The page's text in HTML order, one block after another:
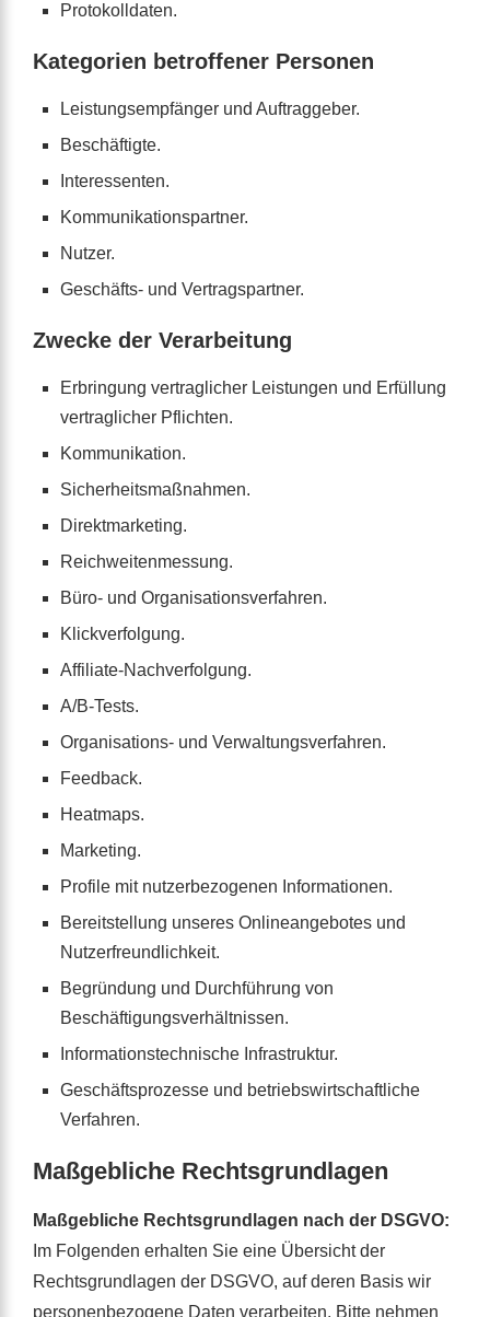
Protokolldaten.
Kategorien betroffener Personen
Leistungsempfänger und Auftraggeber.
Beschäftigte.
Interessenten.
Kommunikationspartner.
Nutzer.
Geschäfts- und Vertragspartner.
Zwecke der Verarbeitung
Erbringung vertraglicher Leistungen und Erfüllung
vertraglicher Pflichten.
Kommunikation.
Sicherheitsmaßnahmen.
Direktmarketing.
Reichweitenmessung.
Büro- und Organisationsverfahren.
Klickverfolgung.
Affiliate-Nachverfolgung.
A/B-Tests.
Organisations- und Verwaltungsverfahren.
Feedback.
Heatmaps.
Marketing.
Profile mit nutzerbezogenen Informationen.
Bereitstellung unseres Onlineangebotes und
Nutzerfreundlichkeit.
Begründung und Durchführung von
Beschäftigungsverhältnissen.
Informationstechnische Infrastruktur.
Geschäftsprozesse und betriebswirtschaftliche
Verfahren.
Maßgebliche Rechtsgrundlagen
Maßgebliche Rechtsgrundlagen nach der DSGVO:
Im Folgenden erhalten Sie eine Übersicht der
Rechtsgrundlagen der DSGVO, auf deren Basis wir
personenbezogene Daten verarbeiten. Bitte nehmen